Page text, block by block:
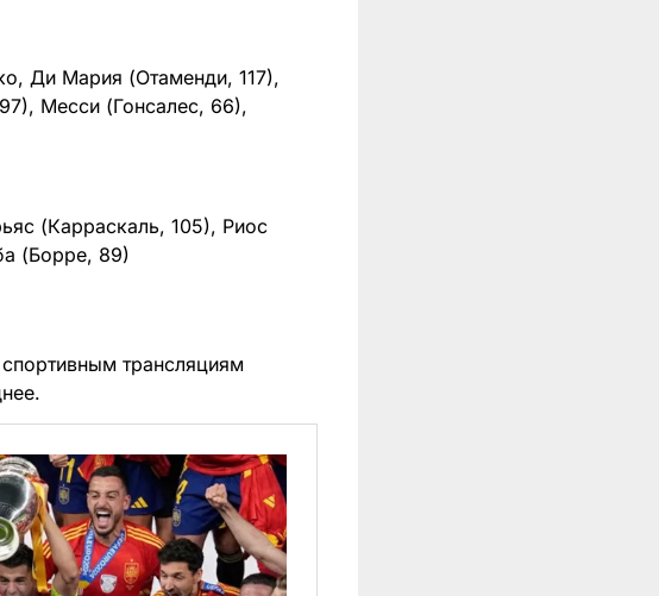
Ди Мария (Отаменди, 117),
Месси (Гонсалес, 66),
(Карраскаль, 105), Риос
(Борре, 89)
трансляциям